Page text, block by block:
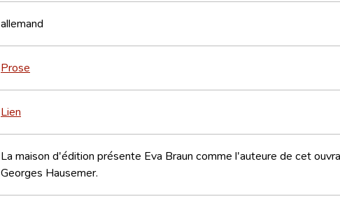
allemand
Prose
Lien
La maison d'édition présente Eva Braun comme l'auteure de cet
Georges Hausemer.